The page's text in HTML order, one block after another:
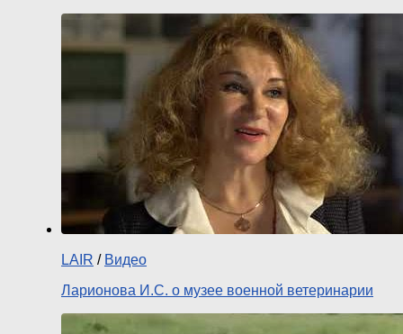
LAIR / Видео
Ларионова И.С. о музее военной ветеринарии